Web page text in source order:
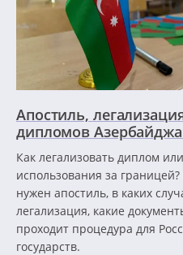
Апостиль,
дипломов
Как легализовать диплом
использования за
нужен апостиль, в каких
легализация, какие
проходит процедура для
государств.